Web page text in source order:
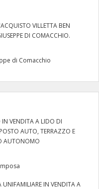
VILLETTA BEN
DI COMACCHIO.
di Comacchio
IN VENDITA A LIDO DI
AUTO, TERRAZZO E
AUTONOMO
UNIFAMILIARE IN VENDITA A